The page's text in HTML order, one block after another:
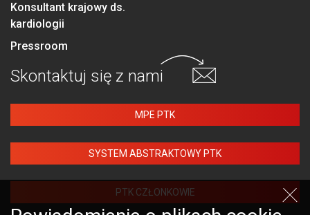
Konsultant krajowy ds.
kardiologii
Pressroom
Skontaktuj się z nami
MPE PTK
SYSTEM ABSTRAKTOWY PTK
PTK CZŁONKOWIE